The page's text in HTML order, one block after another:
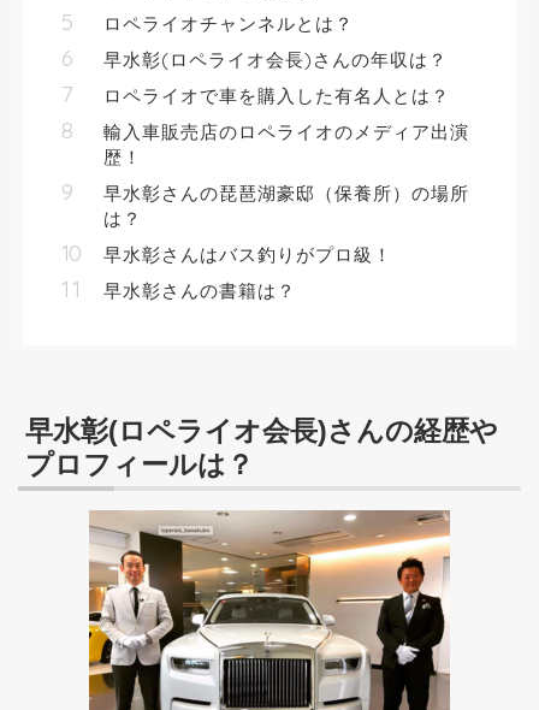
ロペライオチャンネルとは？
早水彰(ロペライオ会長)さんの年収は？
ロペライオで車を購入した有名人とは？
輸入車販売店のロペライオのメディア出演
歴！
早水彰さんの琵琶湖豪邸（保養所）の場所
は？
早水彰さんはバス釣りがプロ級！
早水彰さんの書籍は？
早水彰(ロペライオ会長)さんの経歴や
プロフィールは？